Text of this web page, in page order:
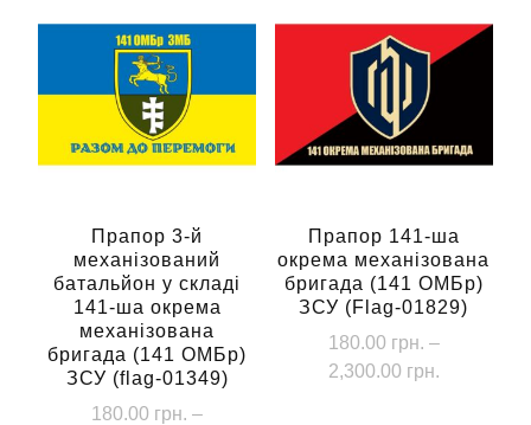
кілька
варіантів.
Параметри
можна
вибрати
сторінці
товару
варіантів.
Параметри
можна
вибрати
товару
Прапор 3-й
механізований
батальйон у складі
141-ша окрема
механізована
бригада (141 ОМБр)
ЗСУ (flag-01349)
180.00 грн. –
Прапор 141-ша
окрема механізована
бригада (141 ОМБр)
ЗСУ (Flag-01829)
180.00 грн. –
2,300.00 грн.